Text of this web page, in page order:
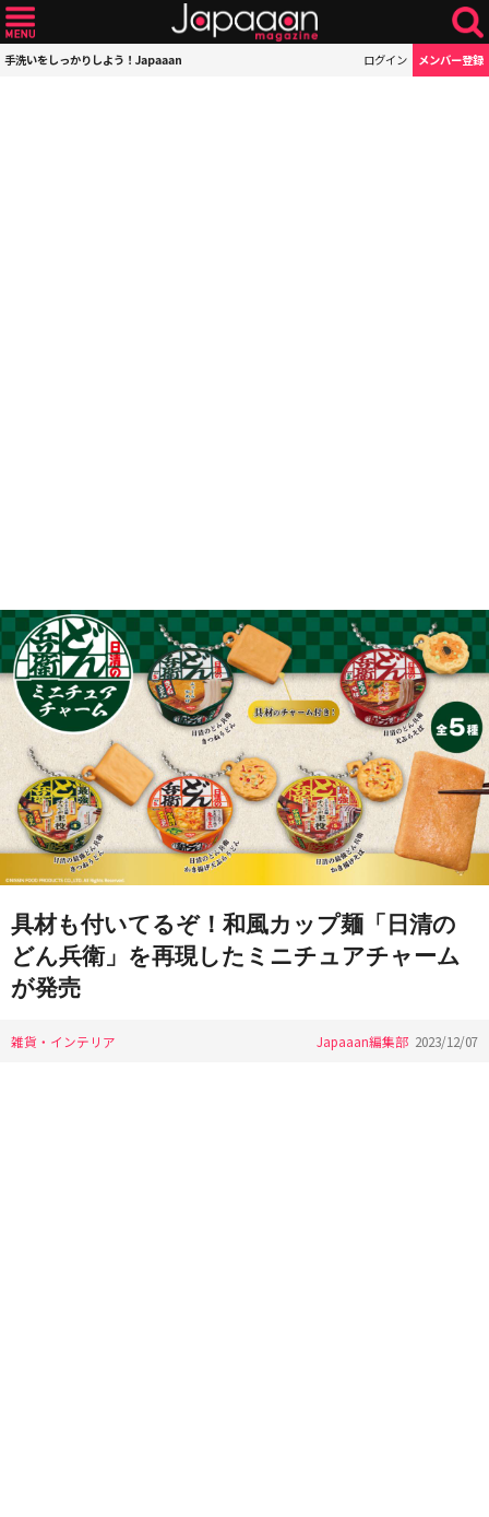
手洗いをしっかりしよう！Japaaan ログイン メンバー登録
具材も付いてるぞ！和風カップ麺「日清の
どん兵衛」を再現したミニチュアチャーム
が発売
雑貨・インテリア Japaaan編集部 2023/12/07